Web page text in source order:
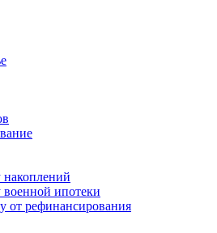
накоплений
военной ипотеки
от рефинансирования